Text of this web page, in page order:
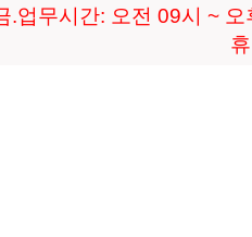
.업무시간: 오전 09시 ~